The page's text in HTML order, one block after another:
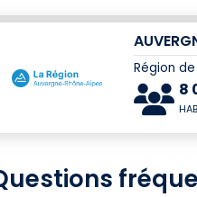
Région
8